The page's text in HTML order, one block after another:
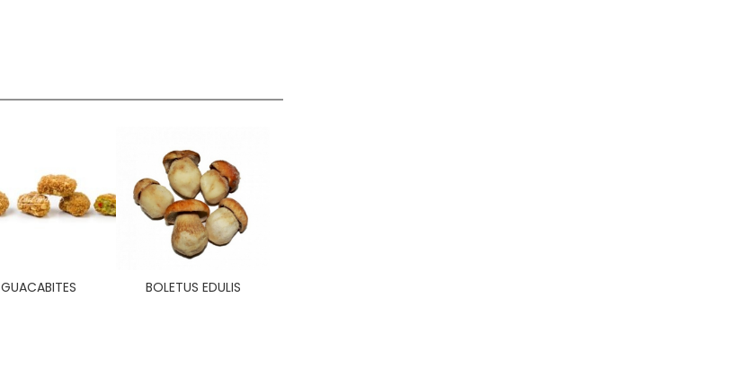
GUACABITES BOLETUS EDULIS